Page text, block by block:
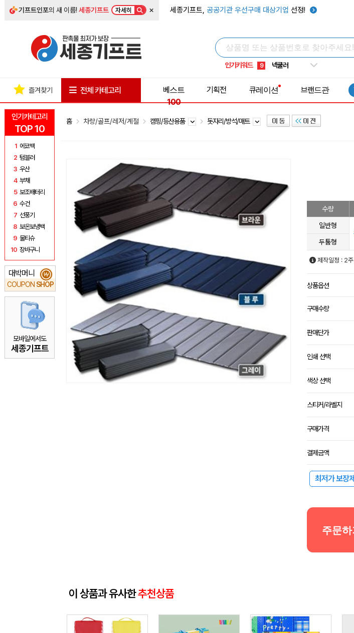
기프트인포의 새 이름!세종기프트 자세히 × 세종기프트, 공공기관 우선구매 대상기업 선정!
인기키워드
5 키캡
8 쿨토시
9 넥쿨러
1 선풍기
인기카테고리
TOP 10
1 에코백
2 텀블러
3 우산
4 부채
5 보조배터리
6 수건
7 선풍기
8 보온보냉백
9 물티슈
10 장바구니
대박머니
COUPON SHOP
₩
모바일에서도
세종기프트
즐겨찾기 전체 카테고리
베스트
100
기획전 큐레이션 브랜드관
홈 차량/골프/레저/계절 캠핑/등산용품 돗자리/방석/매트
수량
일반형
두툼형
제작일정 : 2
상품옵션
구매수량
판매단가
인쇄 선택
색상 선택
스티커/라벨지
구매가격
결제금액
최저가 보장
주문하
이 상품과 유사한추천상품